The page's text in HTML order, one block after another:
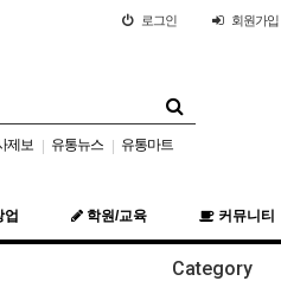
로그인 회원가입
제보 | 유통뉴스 | 유통마트
업 학원/교육 커뮤니티
Category